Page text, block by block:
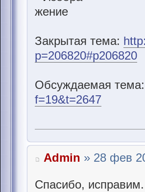
Закрытая тема:
p=206820#p206820
Обсуждаемая тема:
f=19&t=2647
Admin » 28 фев
Спасибо, исправим.